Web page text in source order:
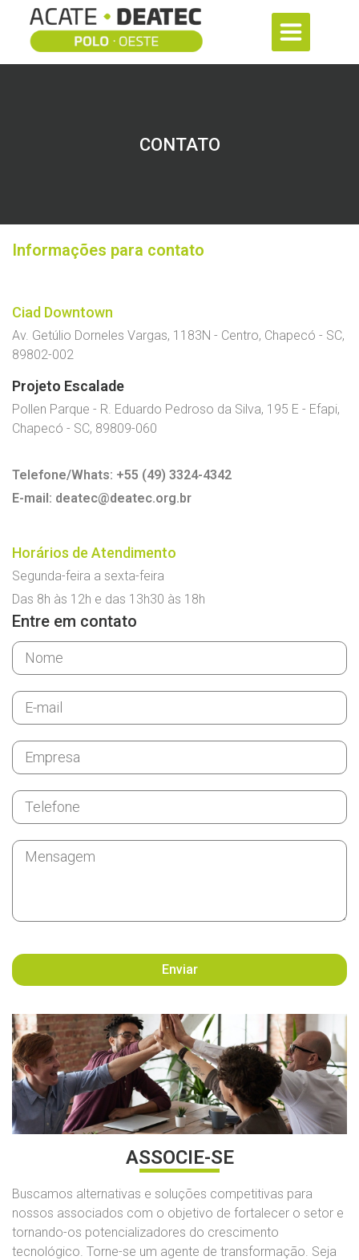
CONTATO
Informações para contato
Ciad Downtown
Av. Getúlio Dorneles Vargas, 1183N - Centro, Chapecó - SC,
89802-002
Projeto Escalade
Pollen Parque - R. Eduardo Pedroso da Silva, 195 E - Efapi,
Chapecó - SC, 89809-060
Telefone/Whats: +55 (49) 3324-4342
E-mail: deatec@deatec.org.br
Horários de Atendimento
Segunda-feira a sexta-feira
Das 8h às 12h e das 13h30 às 18h
Entre em contato
Enviar
ASSOCIE-SE
Buscamos alternativas e soluções competitivas para
nossos associados com o objetivo de fortalecer o setor e
tornando-os potencializadores do crescimento
tecnológico. Torne-se um agente de transformação. Seja